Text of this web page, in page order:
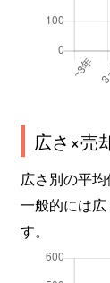
広さ×売
広さ別の平均
一般的には
す。